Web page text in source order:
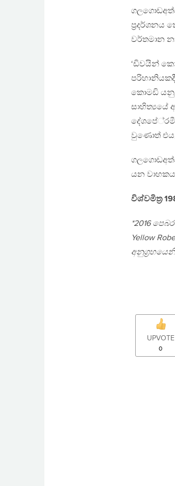
ප‍්‍රදර්ශනය
වර්තමාන
‘ඩිවයින්
කොමඩි යනු,
සාහිත්‍යයේ
දේශපේ‍්‍රමී
වුණොත්
යන
විශ්වමිත‍්‍ර
*2016
Yellow
අනුග‍්‍රහයෙනි
UPVOTE
0